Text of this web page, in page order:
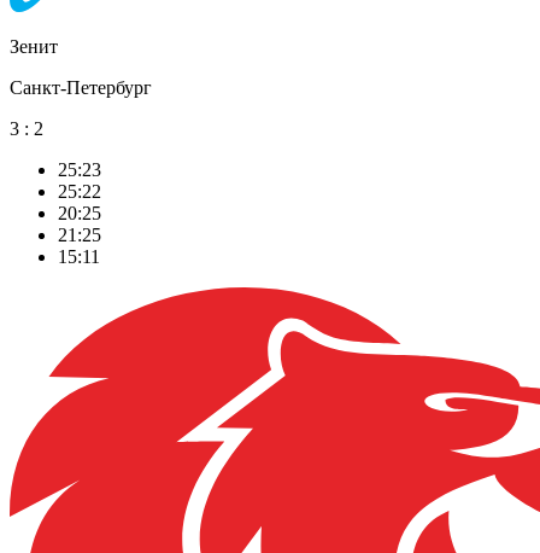
Зенит
Санкт-Петербург
3 : 2
25:23
25:22
20:25
21:25
15:11